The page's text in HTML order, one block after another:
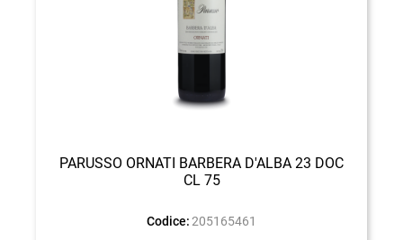
PARUSSO ORNATI BARBERA D'ALBA 23 DOC
CL 75
Codice: 205165461